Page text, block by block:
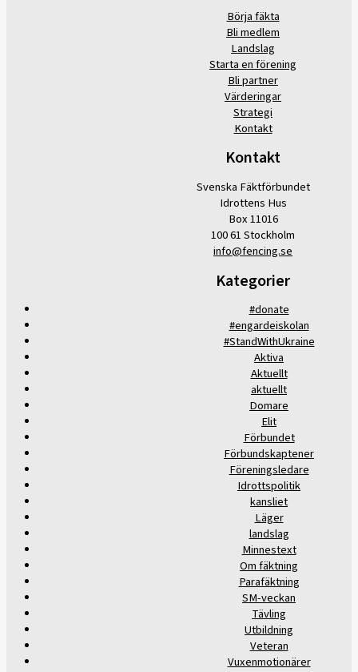
Börja fäkta
Bli medlem
Landslag
Starta en förening
Bli partner
Värderingar
Strategi
Kontakt
Kontakt
Svenska Fäktförbundet
Idrottens Hus
Box 11016
100 61 Stockholm
info@fencing.se
Kategorier
#donate
#engardeiskolan
#StandWithUkraine
Aktiva
Aktuellt
aktuellt
Domare
Elit
Förbundet
Förbundskaptener
Föreningsledare
Idrottspolitik
kansliet
Läger
landslag
Minnestext
Om fäktning
Parafäktning
SM-veckan
Tävling
Utbildning
Veteran
Vuxenmotionärer